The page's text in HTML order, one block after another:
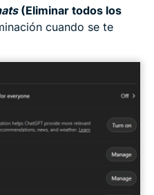
(Eliminar todos los
cuando se te